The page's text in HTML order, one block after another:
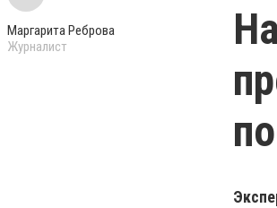
Маргарита Реброва
Журналист